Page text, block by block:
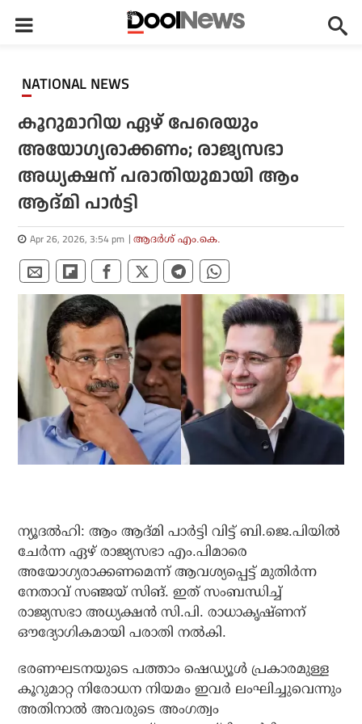
NATIONAL NEWS
കൂറുമാറിയ ഏഴ് പേരെയും
അയോഗ്യരാക്കണം; രാജ്യസഭാ
അധ്യക്ഷന് പരാതിയുമായി ആം
ആദ്മി പാര്‍ട്ടി
Apr 26, 2026, 3:54 pm ആദർശ് എം.കെ.
ന്യൂദല്‍ഹി: ആം ആദ്മി പാര്‍ട്ടി വിട്ട് ബി.ജെ.പിയില്‍
ചേര്‍ന്ന ഏഴ് രാജ്യസഭാ എം.പിമാരെ
അയോഗ്യരാക്കണമെന്ന് ആവശ്യപ്പെട്ട് മുതിര്‍ന്ന
നേതാവ് സഞ്ജയ് സിങ്. ഇത് സംബന്ധിച്ച്
രാജ്യസഭാ അധ്യക്ഷന്‍ സി.പി. രാധാകൃഷ്ണന്
ഔദ്യോഗികമായി പരാതി നല്‍കി.
ഭരണഘടനയുടെ പത്താം ഷെഡ്യൂള്‍ പ്രകാരമുള്ള
കൂറുമാറ്റ നിരോധന നിയമം ഇവര്‍ ലംഘിച്ചുവെന്നും
അതിനാല്‍ അവരുടെ അംഗത്വം